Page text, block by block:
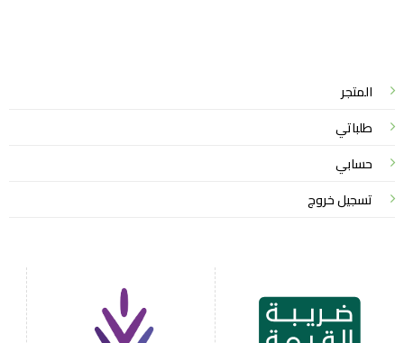
المتجر
طلباتي
حسابي
تسجيل خروج